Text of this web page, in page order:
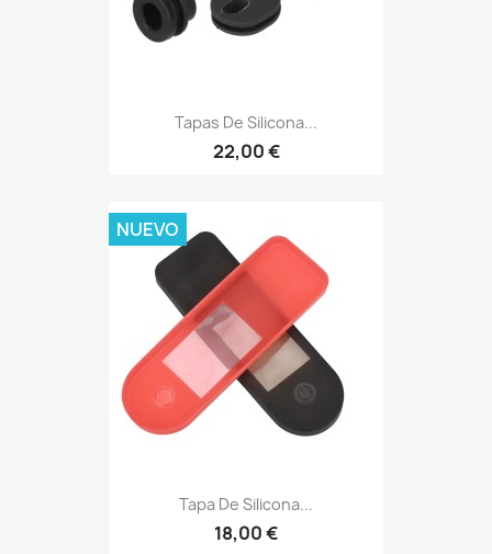
Tapas De Silicona...
22,00 €
Tapa De Silicona...
18,00 €
NUEVO